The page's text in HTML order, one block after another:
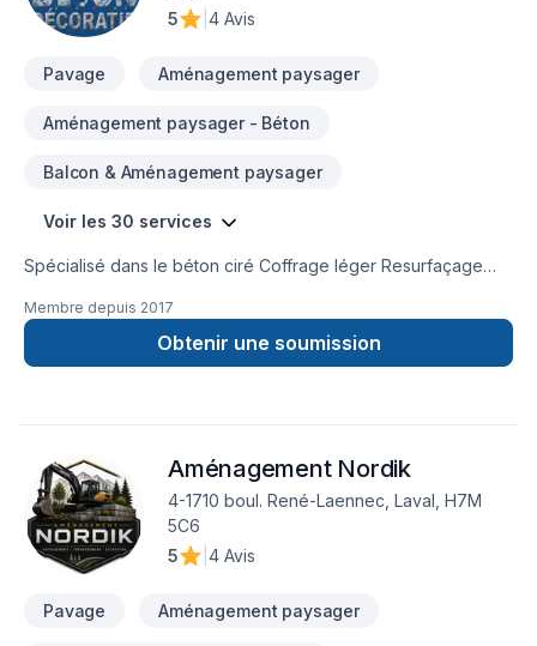
5
4 Avis
Pavage Aménagement paysager
Aménagement paysager - Béton
Balcon & Aménagement paysager
Voir les 30 services
Spécialisé dans le béton ciré Coffrage léger Resurfaçage
intérieur Mur intérieur Manteau de foyer Balcon en bois et
Membre depuis 2017
Obtenir une soumission
Aménagement Nordik
4-1710 boul. René-Laennec, Laval, H7M
5C6
5
4 Avis
Pavage Aménagement paysager